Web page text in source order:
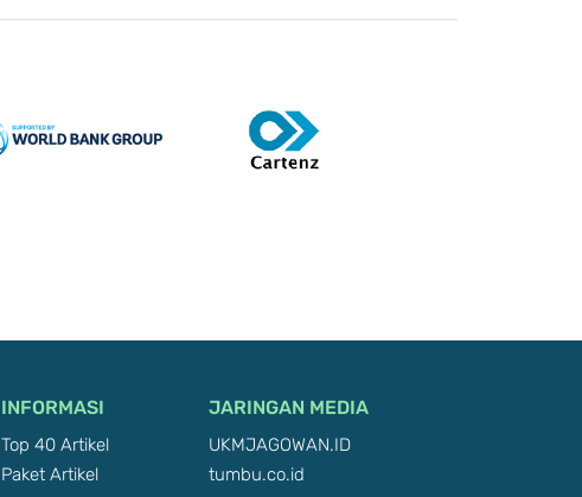
INFORMASI
Top 40 Artikel
Paket Artikel
JARINGAN MEDIA
UKMJAGOWAN.ID
tumbu.co.id